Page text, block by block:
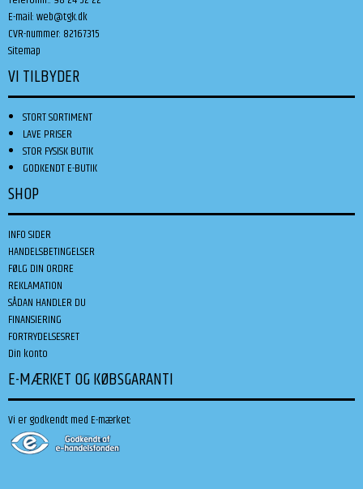
E-mail:web@tgk.dk
CVR-nummer: 82167315
Sitemap
VI TILBYDER
STORT SORTIMENT
LAVE PRISER
STOR FYSISK BUTIK
GODKENDT E-BUTIK
SHOP
INFO SIDER
HANDELSBETINGELSER
FØLG DIN ORDRE
REKLAMATION
SÅDAN HANDLER DU
FINANSIERING
FORTRYDELSESRET
Din konto
E-MÆRKET OG KØBSGARANTI
Vi er godkendt med E-mærket: